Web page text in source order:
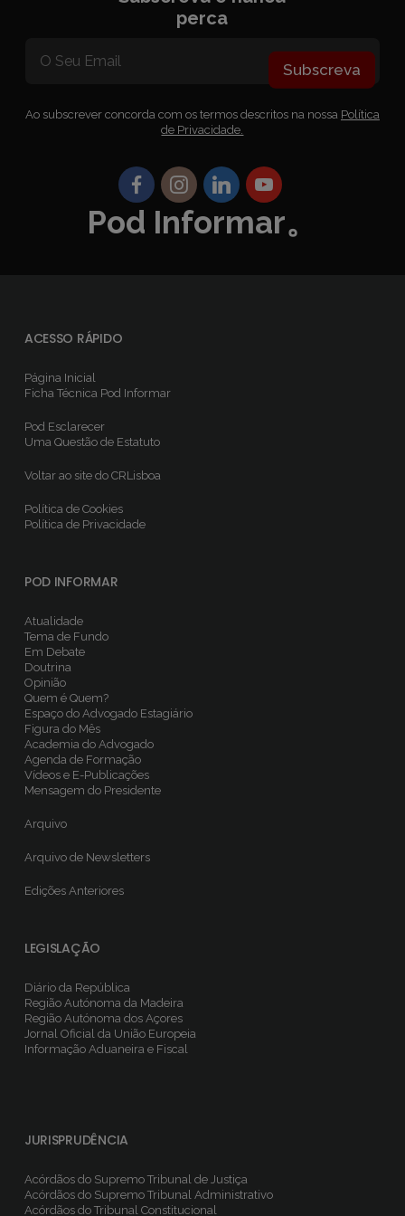
perca
Subscreva
Ao subscrever concorda com os termos descritos na nossa Política
de Privacidade.
Pod Informar。
ACESSO RÁPIDO
Página Inicial
Ficha TécnicaPod Informar
Pod Esclarecer
Uma Questão de Estatuto
Voltar ao site do CRLisboa
Política de Cookies
Política de Privacidade
POD INFORMAR
Atualidade
Tema de Fundo
Em Debate
Doutrina
Opinião
Quem é Quem?
Espaço do Advogado Estagiário
Figura do Mês
Academia do Advogado
Agenda de Formação
Vídeos e E-Publicações
Mensagem do Presidente
Arquivo
Arquivo de Newsletters
Edições Anteriores
LEGISLAÇÃO
Diário da República
Região Autónoma da Madeira
Região Autónoma dos Açores
Jornal Oficial da União Europeia
Informação Aduaneira e Fiscal
JURISPRUDÊNCIA
Acórdãos do Supremo Tribunal de Justiça
Acórdãos do Supremo Tribunal Administrativo
Acórdãos do Tribunal Constitucional